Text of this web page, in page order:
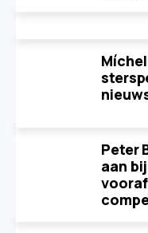
Peter
aan